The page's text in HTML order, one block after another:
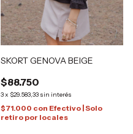
SKORT GENOVA BEIGE
$88.750
3x $29.583,33 sin interés
$71.000 con Efectivo | Solo
retiro por locales